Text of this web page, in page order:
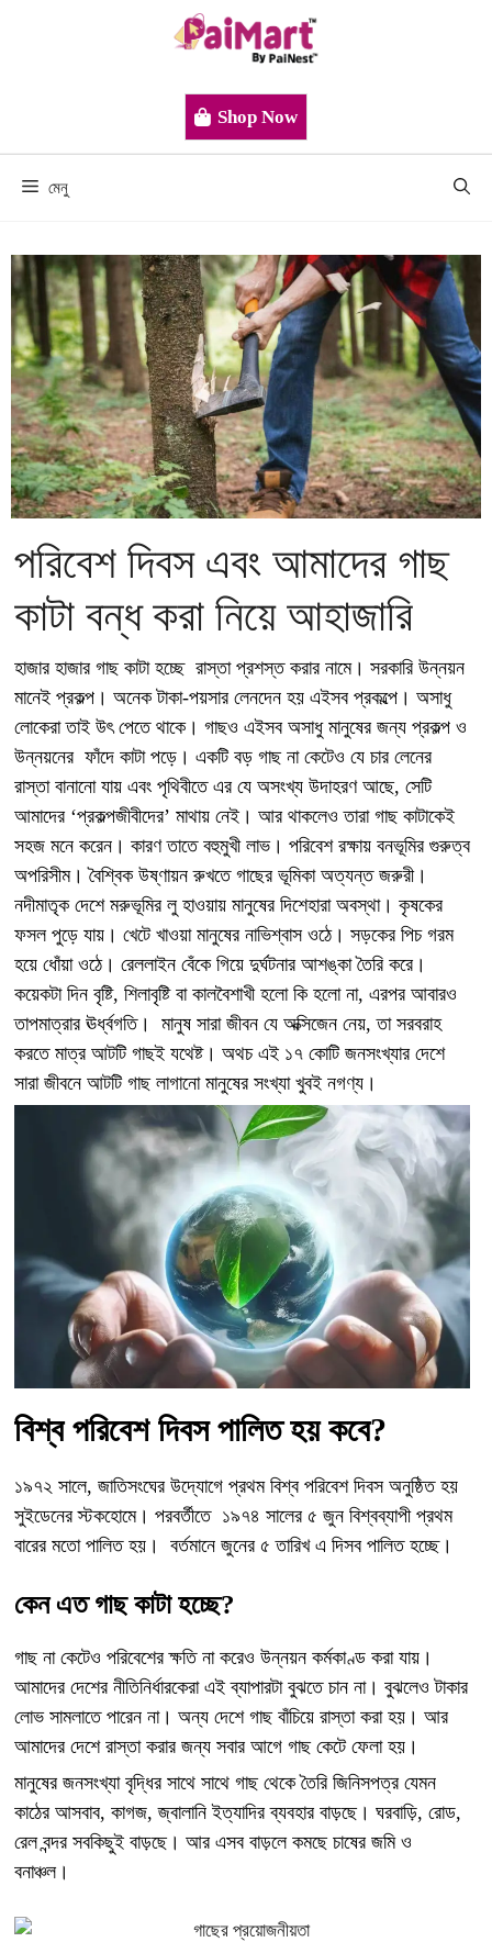
Shop Now
মেনু
পরিবেশ দিবস এবং আমাদের গাছ
কাটা বন্ধ করা নিয়ে আহাজারি
হাজার হাজার গাছ কাটা হচ্ছে রাস্তা প্রশস্ত করার নামে। সরকারি উন্নয়ন
মানেই প্রকল্প। অনেক টাকা-পয়সার লেনদেন হয় এইসব প্রকল্পে। অসাধু
লোকেরা তাই উৎ পেতে থাকে। গাছও এইসব অসাধু মানুষের জন্য প্রকল্প ও
উন্নয়নের ফাঁদে কাটা পড়ে। একটি বড় গাছ না কেটেও যে চার লেনের
রাস্তা বানানো যায় এবং পৃথিবীতে এর যে অসংখ্য উদাহরণ আছে, সেটি
আমাদের ‘প্রকল্পজীবীদের’ মাথায় নেই। আর থাকলেও তারা গাছ কাটাকেই
সহজ মনে করেন। কারণ তাতে বহুমুখী লাভ। পরিবেশ রক্ষায় বনভূমির গুরুত্ব
অপরিসীম। বৈশ্বিক উষ্ণায়ন রুখতে গাছের ভূমিকা অত্যন্ত জরুরী।
নদীমাতৃক দেশে মরুভূমির লু হাওয়ায় মানুষের দিশেহারা অবস্থা। কৃষকের
ফসল পুড়ে যায়। খেটে খাওয়া মানুষের নাভিশ্বাস ওঠে। সড়কের পিচ গরম
হয়ে ধোঁয়া ওঠে। রেললাইন বেঁকে গিয়ে দুর্ঘটনার আশঙ্কা তৈরি করে।
কয়েকটা দিন বৃষ্টি, শিলাবৃষ্টি বা কালবৈশাখী হলো কি হলো না, এরপর আবারও
তাপমাত্রার ঊর্ধ্বগতি। মানুষ সারা জীবন যে অক্সিজেন নেয়, তা সরবরাহ
করতে মাত্র আটটি গাছই যথেষ্ট। অথচ এই ১৭ কোটি জনসংখ্যার দেশে
সারা জীবনে আটটি গাছ লাগানো মানুষের সংখ্যা খুবই নগণ্য।
বিশ্ব পরিবেশ দিবস পালিত হয় কবে?
১৯৭২ সালে, জাতিসংঘের উদ্যোগে প্রথম বিশ্ব পরিবেশ দিবস অনুষ্ঠিত হয়
সুইডেনের স্টকহোমে। পরবর্তীতে ১৯৭৪ সালের ৫ জুন বিশ্বব্যাপী প্রথম
বারের মতো পালিত হয়। বর্তমানে জুনের ৫ তারিখ এ দিসব পালিত হচ্ছে।
কেন এত গাছ কাটা হচ্ছে?
গাছ না কেটেও পরিবেশের ক্ষতি না করেও উন্নয়ন কর্মকাণ্ড করা যায়।
আমাদের দেশের নীতিনির্ধারকেরা এই ব্যাপারটা বুঝতে চান না। বুঝলেও টাকার
লোভ সামলাতে পারেন না। অন্য দেশে গাছ বাঁচিয়ে রাস্তা করা হয়। আর
আমাদের দেশে রাস্তা করার জন্য সবার আগে গাছ কেটে ফেলা হয়।
মানুষের জনসংখ্যা বৃদ্ধির সাথে সাথে গাছ থেকে তৈরি জিনিসপত্র যেমন
কাঠের আসবাব, কাগজ, জ্বালানি ইত্যাদির ব্যবহার বাড়ছে। ঘরবাড়ি, রোড,
রেল বন্দর সবকিছুই বাড়ছে। আর এসব বাড়লে কমছে চাষের জমি ও
বনাঞ্চল।